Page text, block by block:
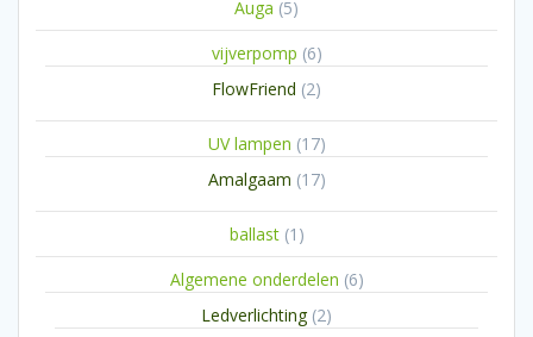
Auga 55
producten
vijverpomp 66
FlowFriend 22
UV lampen 1717
Amalgaam 1717
ballast 1 1
product
Algemene onderdelen 66
Ledverlichting 22